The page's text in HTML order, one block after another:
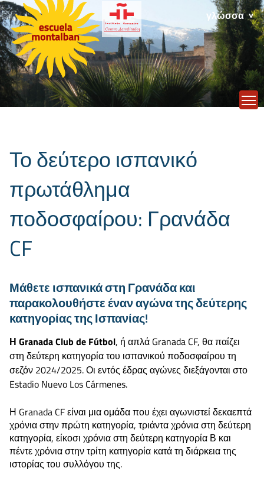
γλώσσα
Το δεύτερο ισπανικό
πρωτάθλημα
ποδοσφαίρου: Γρανάδα
CF
Μάθετε ισπανικά στη Γρανάδα και
παρακολουθήστε έναν αγώνα της δεύτερης
κατηγορίας της Ισπανίας!
Η Granada Club de Fútbol, ή απλά Granada CF, θα παίζει
στη δεύτερη κατηγορία του ισπανικού ποδοσφαίρου τη
σεζόν 2024/2025. Οι εντός έδρας αγώνες διεξάγονται στο
Estadio Nuevo Los Cármenes.
Η Granada CF είναι μια ομάδα που έχει αγωνιστεί δεκαεπτά
χρόνια στην πρώτη κατηγορία, τριάντα χρόνια στη δεύτερη
κατηγορία, είκοσι χρόνια στη δεύτερη κατηγορία Β και
πέντε χρόνια στην τρίτη κατηγορία κατά τη διάρκεια της
ιστορίας του συλλόγου της.